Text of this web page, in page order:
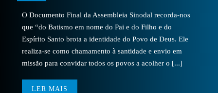
O Documento Final da Assembleia Sinodal recorda-nos
que “do Batismo em nome do Pai e do Filho e do
Espírito Santo brota a identidade do Povo de Deus. Ele
realiza-se como chamamento à santidade e envio em
missão para convidar todos os povos a acolher o [...]
LER MAIS